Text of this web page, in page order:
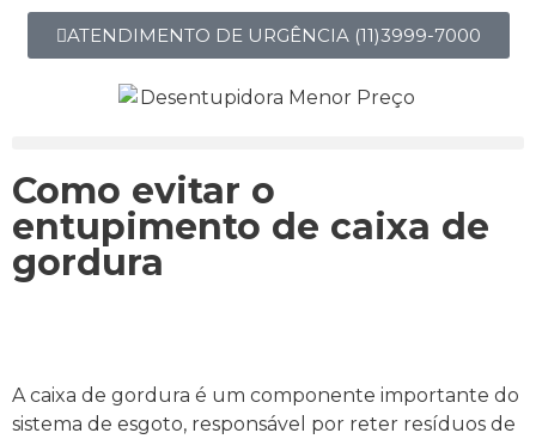
ATENDIMENTO DE URGÊNCIA (11)3999-7000
Como evitar o
entupimento de caixa de
gordura
A caixa de gordura é um componente importante do
sistema de esgoto, responsável por reter resíduos de